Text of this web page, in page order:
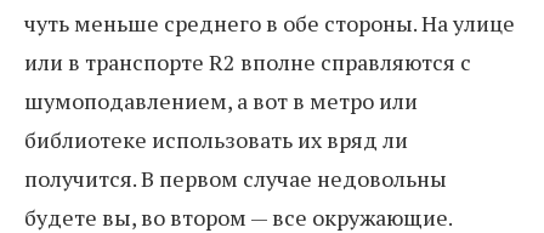
чуть меньше среднего в обе стороны. На улице
или в транспорте R2 вполне справляются с
шумоподавлением, а вот в метро или
библиотеке использовать их вряд ли
получится. В первом случае недовольны
будете вы, во втором — все окружающие.